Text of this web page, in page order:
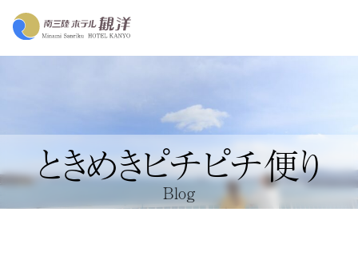
ときめきピチピチ便り
Blog